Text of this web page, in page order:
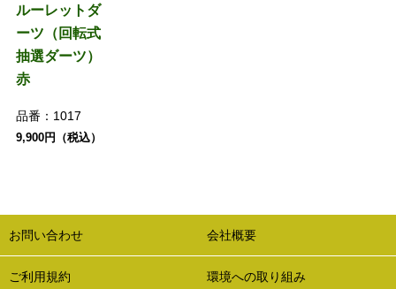
ルーレットダ
ーツ（回転式
抽選ダーツ）
赤
品番： 1017
9,900円（税込）
お問い合わせ 会社概要
ご利用規約 環境への取り組み